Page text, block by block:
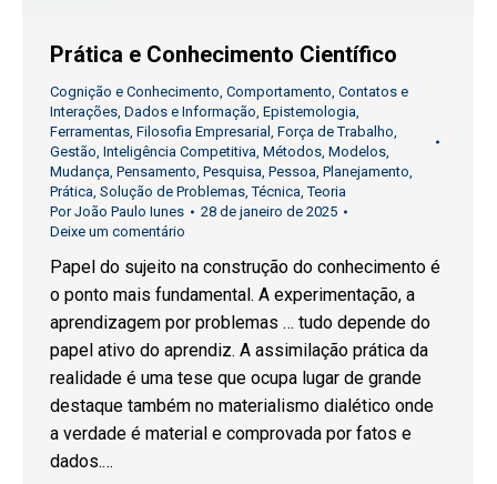
Prática e Conhecimento Científico
Cognição e Conhecimento, Comportamento, Contatos e
Interações, Dados e Informação, Epistemologia,
Ferramentas, Filosofia Empresarial , Força de Trabalho,
Gestão, Inteligência Competitiva, Métodos, Modelos,
Mudança, Pensamento, Pesquisa, Pessoa, Planejamento,
Prática, Solução de Problemas,Técnica,Teoria
PorJoão Paulo Iunes
28 de janeiro de 2025
Deixe um comentário
Papel do sujeito na construção do conhecimento é
o ponto mais fundamental. A experimentação, a
aprendizagem por problemas … tudo depende do
papel ativo do aprendiz. A assimilação prática da
realidade é uma tese que ocupa lugar de grande
destaque também no materialismo dialético onde
a verdade é material e comprovada por fatos e
dados.…